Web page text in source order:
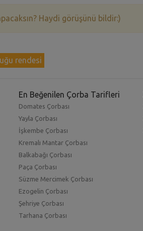
Haydi görüşünü bildir:)
rendesi
En Beğenilen Çorba Tarifleri
Domates Çorbası
Yayla Çorbası
İşkembe Çorbası
Kremalı Mantar Çorbası
Balkabağı Çorbası
Paça Çorbası
Süzme Mercimek Çorbası
Ezogelin Çorbası
Şehriye Çorbası
Tarhana Çorbası